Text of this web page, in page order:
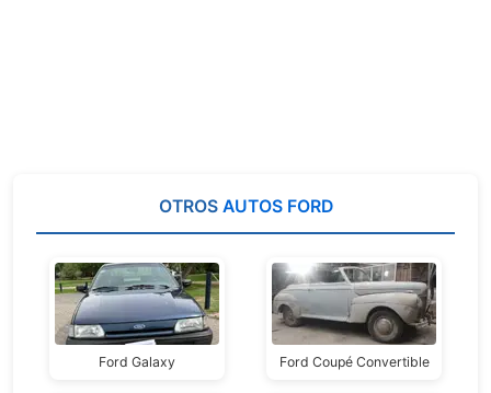
OTROS AUTOS FORD
Ford Galaxy Ford Coupé Convertible